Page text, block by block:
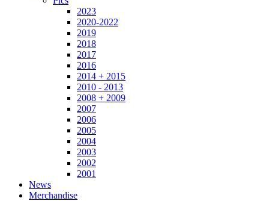
2023
2020-2022
2019
2018
2017
2016
2014 + 2015
2010 - 2013
2008 + 2009
2007
2006
2005
2004
2003
2002
2001
News
Merchandise